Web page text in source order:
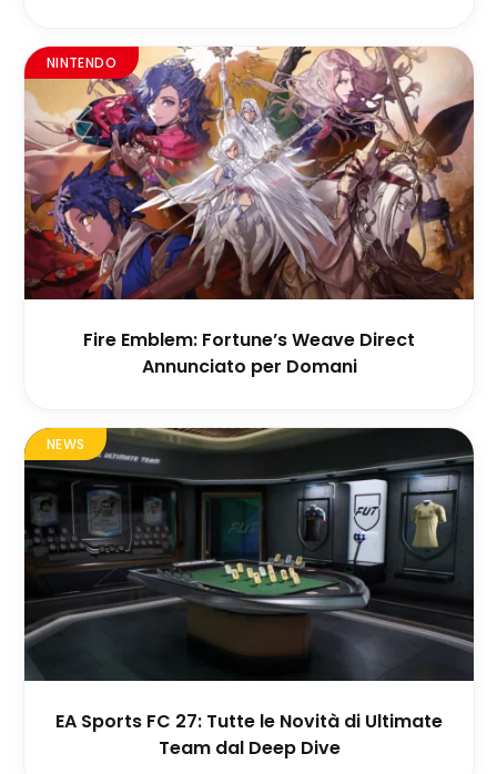
NINTENDO
Fire Emblem: Fortune’s Weave Direct
Annunciato per Domani
NEWS
EA Sports FC 27: Tutte le Novità di Ultimate
Team dal Deep Dive